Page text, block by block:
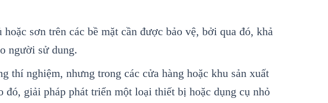
sơn trên các bề mặt cần được bảo vệ, bởi qua đó, khả
người sử dung.
thí nghiệm, nhưng trong các cửa hàng hoặc khu sản xuất
giải pháp phát triển một loại thiết bị hoặc dụng cụ nhỏ